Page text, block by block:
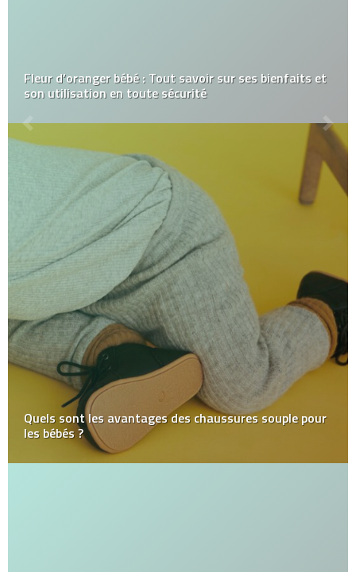
Fleur d’oranger bébé : Tout savoir sur ses bienfaits et
son utilisation en toute sécurité
Quels sont les avantages des chaussures souple pour
les bébés ?